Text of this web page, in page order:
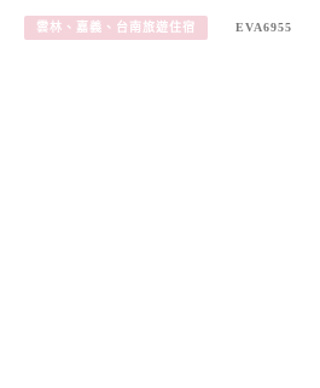
雲林、嘉義、台南旅遊住宿 EVA6955